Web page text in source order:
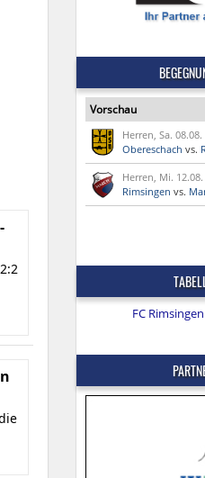
Vorschau
Herren, Sa.
Obereschach vs.
Herren, Mi.
Rimsingen vs.
FC